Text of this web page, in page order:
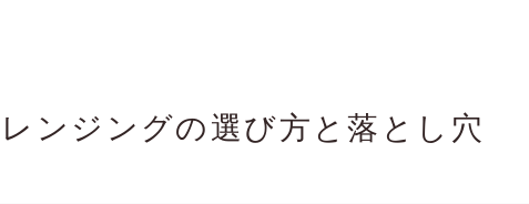
レンジングの選び方と落とし穴